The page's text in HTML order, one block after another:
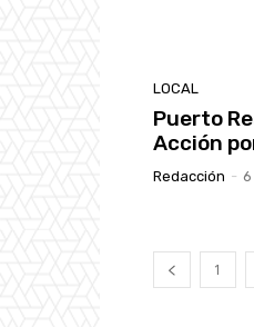
LOCAL
Puerto
Acción
Redacción -
1